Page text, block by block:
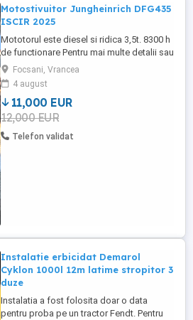
Motostivuitor Jungheinrich DFG435
ISCIR 2025
Mototorul este diesel si ridica 3,5t. 8300 h
de functionare Pentru mai multe detalii sau
poze nu ezitati sa ma contactati telefonic
sau prin mesaj.
Focsani, Vrancea
4 august
11,000 EUR
12,000 EUR
Telefon validat
Instalatie erbicidat Demarol
Cyklon 1000l 12m latime stropitor 3
duze
Instalatia a fost folosita doar o data
pentru proba pe un tractor Fendt. Pentru